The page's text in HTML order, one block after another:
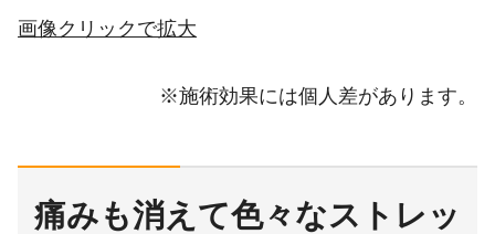
画像クリックで拡大
※施術効果には個人差があります。
痛みも消えて色々なストレッ